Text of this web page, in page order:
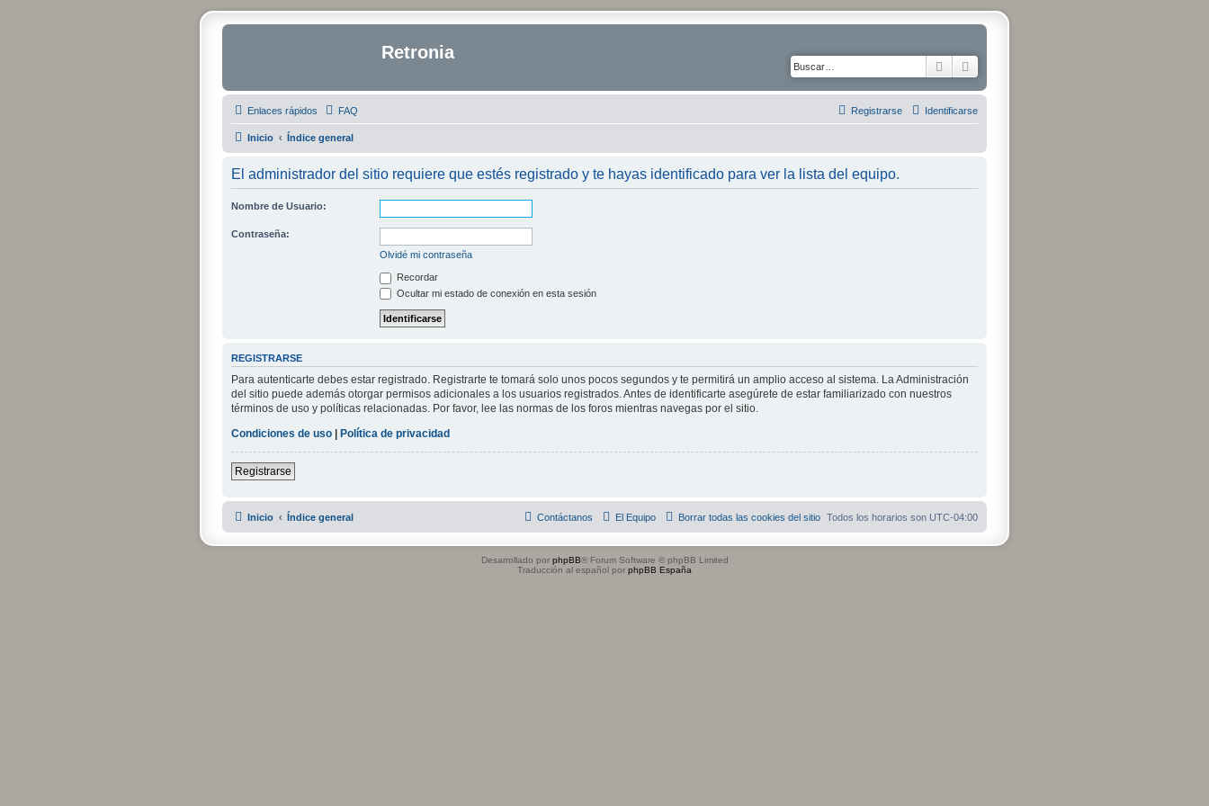
Retronia
Buscar
Enlaces rápidos FAQ Identificarse
Registrarse
Inicio Índice general
El administrador del sitio requiere que estés registrado y te hayas identificado para ver la lista del equipo.
Nombre de Usuario:
Contraseña:
Olvidé mi contraseña
Recordar
Ocultar mi estado de conexión en esta sesión
REGISTRARSE
Para autenticarte debes estar registrado. Registrarte te tomará solo unos pocos segundos y te permitirá un amplio acceso al sistema. La Administración
del sitio puede además otorgar permisos adicionales a los usuarios registrados. Antes de identificarte asegúrete de estar familiarizado con nuestros
términos de uso y políticas relacionadas. Por favor, lee las normas de los foros mientras navegas por el sitio.
Condiciones de uso | Política de privacidad
Registrarse
Inicio Índice general Todos los horarios son UTC-04:00
Borrar todas las cookies del sitio
El Equipo
Contáctanos
Desarrollado por phpBB® Forum Software © phpBB Limited
Traducción al español por phpBB España